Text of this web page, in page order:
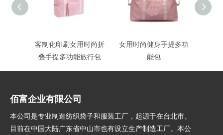
客制化印刷女用时尚折
叠手提多功能旅行包
女用时尚健身手提多功
能包
佰富企业有限公司
本公司是专业制造纺织袋子和服装工厂，起源于在台北市。
目前在中国大陆广东省中山市也有设立生产制造工厂。本公